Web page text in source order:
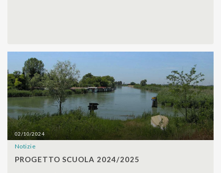
02/10/2024
Notizie
PROGETTO SCUOLA 2024/2025